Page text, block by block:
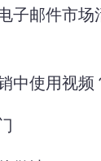
子邮件市场
中使用视频